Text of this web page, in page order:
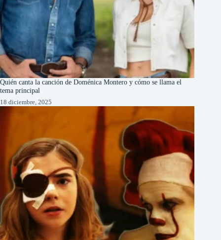
Quién canta la canción de Doménica Montero y cómo se llama el
tema principal
18 diciembre, 2025